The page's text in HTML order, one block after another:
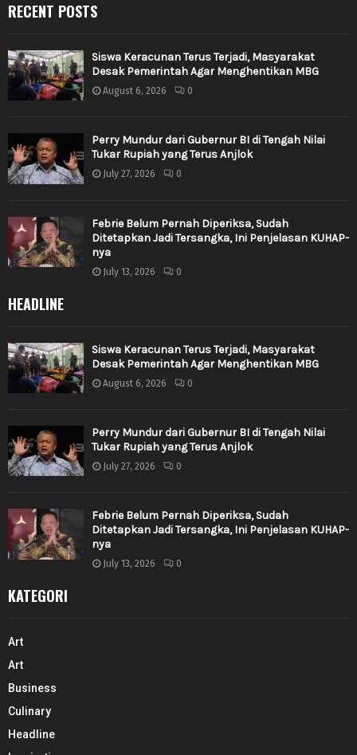
RECENT POSTS
Siswa Keracunan Terus Terjadi, Masyarakat
Desak Pemerintah Agar Menghentikan MBG
August 6, 2026 0
Perry Mundur dari Gubernur BI di Tengah Nilai
Tukar Rupiah yang Terus Anjlok
July 27, 2026 0
Febrie Belum Pernah Diperiksa, Sudah
Ditetapkan Jadi Tersangka, Ini Penjelasan KUHAP-
nya
July 13, 2026 0
HEADLINE
Siswa Keracunan Terus Terjadi, Masyarakat
Desak Pemerintah Agar Menghentikan MBG
August 6, 2026 0
Perry Mundur dari Gubernur BI di Tengah Nilai
Tukar Rupiah yang Terus Anjlok
July 27, 2026 0
Febrie Belum Pernah Diperiksa, Sudah
Ditetapkan Jadi Tersangka, Ini Penjelasan KUHAP-
nya
July 13, 2026 0
KATEGORI
Art
Art
Business
Culinary
Headline